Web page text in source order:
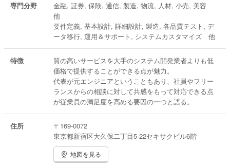
専門分野
金融, 証券, 保険, 通信, 製造, 物流, 人材, 小売, 美容
他
要件定義, 基本設計, 詳細設計, 製造, 各品質テスト, デ
ータ移行, 運用＆サポート, システムカスタマイズ 他
特徴
質の高いサービスを大手のシステム開発業者よりも低
価格で提供することができる点が魅力。
代表が元エンジニアということもあり、社員やフリー
ランスからの相談に対して共感をもって対応できる点
が従業員の満足度を高める要因の一つと語る。
住所
〒169-0072
東京都新宿区大久保二丁目5-22セキサクビル6階
地図を見る